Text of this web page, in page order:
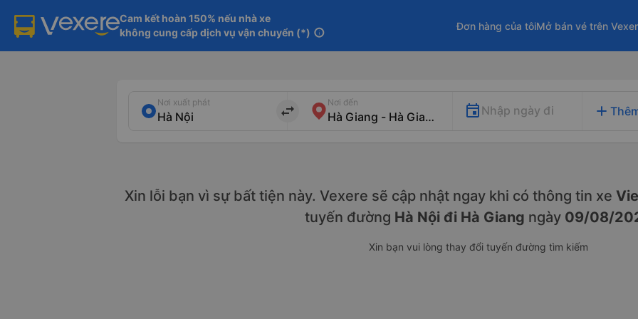
Cam kết hoàn 150% nếu nhà xe
không cung cấp dịch vụ vận chuyển (*) info
Đơn hàng của tôiMở bán vé trên
Nơi xuất phát
import_export
Nơi đến
Nhập ngày đi add
Xin lỗi bạn vì sự bất tiện này. Vexere sẽ cập nhật ngay khi có thông tin xe
tuyến đường Hà Nội đi Hà Giang ngày 09/08/
Xin bạn vui lòng thay đổi tuyến đường tìm kiếm